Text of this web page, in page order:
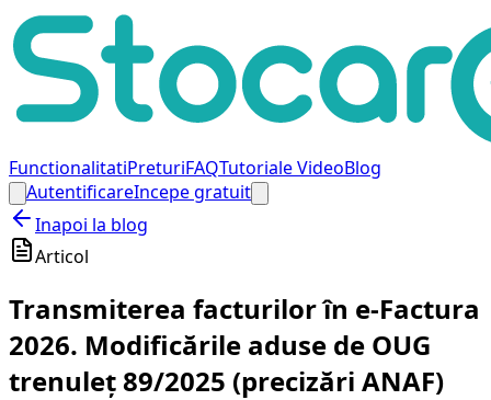
FunctionalitatiPreturiFAQTutoriale VideoBlog
AutentificareIncepe gratuit
Inapoi la blog
Articol
Transmiterea facturilor în e-Factura
2026. Modificările aduse de OUG
trenuleț 89/2025 (precizări ANAF)